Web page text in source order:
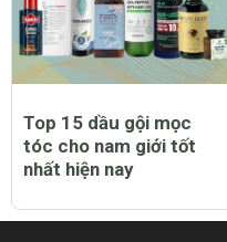
Top 15 dầu gội mọc
tóc cho nam giới tốt
nhất hiện nay